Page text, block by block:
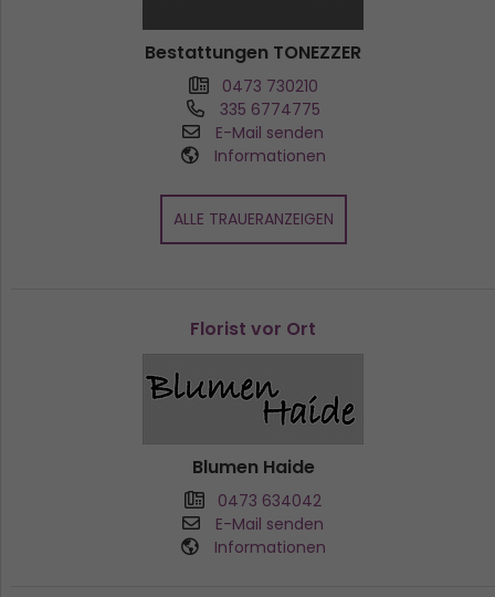
Bestattungen TONEZZER
0473 730210
335 6774775
E-Mail senden
Informationen
ALLE TRAUERANZEIGEN
Florist vor Ort
Blumen Haide
0473 634042
E-Mail senden
Informationen